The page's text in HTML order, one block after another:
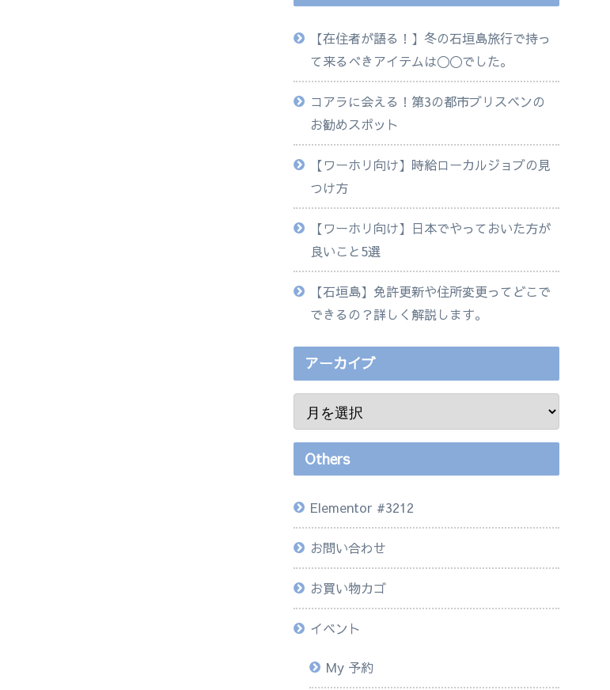
【在住者が語る！】冬の石垣島旅行で持っ
て来るべきアイテムは◯◯でした。
コアラに会える！第3の都市ブリスベンの
お勧めスポット
【ワーホリ向け】時給ローカルジョブの見
つけ方
【ワーホリ向け】日本でやっておいた方が
良いこと5選
【石垣島】免許更新や住所変更ってどこで
できるの？詳しく解説します。
アーカイブ
Others
Elementor #3212
お問い合わせ
お買い物カゴ
イベント
My 予約